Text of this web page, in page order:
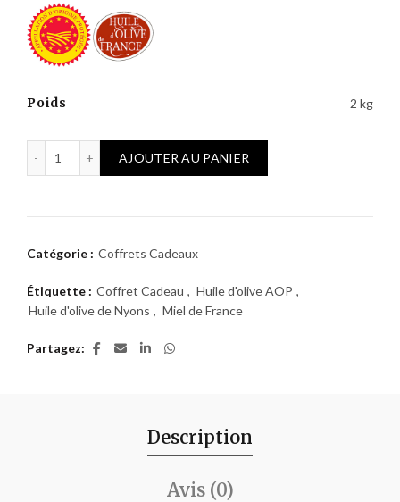
Poids 2 kg
AJOUTER AU PANIER
Catégorie : Coffrets Cadeaux
Étiquette : Coffret Cadeau , Huile d'olive AOP ,
Huile d'olive de Nyons , Miel de France
Partagez
Description
Avis (0)